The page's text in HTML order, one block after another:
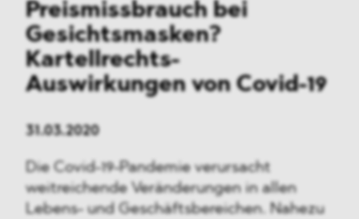
Preismissbrauch bei
Gesichtsmasken?
Kartellrechts-
Auswirkungenvon Covid-19
31.03.2020
Die Covid-19-Pandemie verursacht
weitreichende Veränderungen in allen
Lebens- und Geschäftsbereichen. Nahezu